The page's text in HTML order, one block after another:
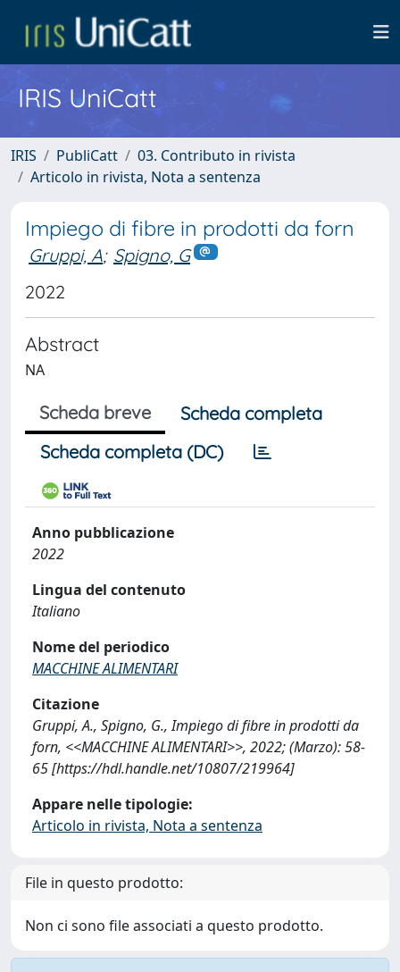
IRIS UniCatt
IRIS PubliCatt
03. Contributo in rivista
Articolo in rivista, Nota a sentenza
Impiego di fibre in prodotti da forn
Gruppi, A; Spigno, G
2022
Abstract
NA
Scheda breve
Scheda completa
Scheda completa (DC)
Anno pubblicazione
2022
Lingua del contenuto
Italiano
Nome del periodico
MACCHINE ALIMENTARI
Citazione
Gruppi, A., Spigno, G., Impiego di fibre in prodotti da
forn, <<MACCHINE ALIMENTARI>>, 2022; (Marzo): 58-
65 [https://hdl.handle.net/10807/219964]
Appare nelle tipologie:
Articolo in rivista, Nota a sentenza
File in questo prodotto:
Non ci sono file associati a questo prodotto.